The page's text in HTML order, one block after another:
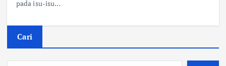
pada isu-isu…
Cari